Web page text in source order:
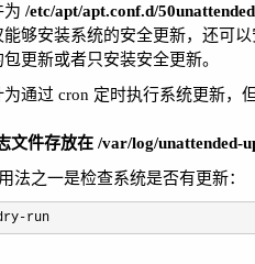
为 /etc/apt/apt.conf.d/
能够安装系统的安全更新，还
更新或者只安装安全更新。
为通过 cron 定时执行系统更新
文件存放在 /var/log/unattended-
法之一是检查系统是否有更新：
run